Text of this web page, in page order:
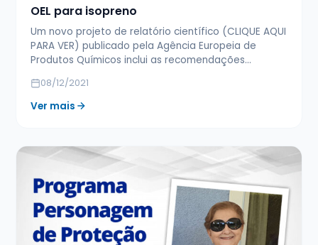
OEL para isopreno
Um novo projeto de relatório científico (CLIQUE AQUI
PARA VER) publicado pela Agência Europeia de
Produtos Químicos inclui as recomendações…
08/12/2021
Ver mais